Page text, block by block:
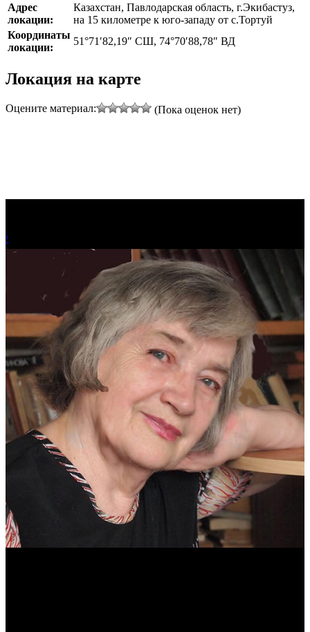
Адрес
локации:
Казахстан, Павлодарская область, г.Экибастуз,
на 15 километре к юго-западу от с.Тортуй
Координаты
локации:
51°71′82,19″ СШ, 74°70′88,78″ ВД
Локация на карте
Оцените материал: (Пока оценок нет)
!